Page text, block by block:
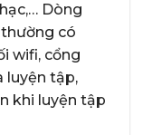
Dòng
có
wifi, cổng
luyện tập,
khi luyện tập